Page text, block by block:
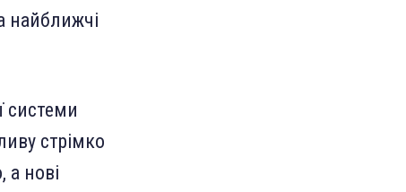
найближчі
системи
стрімко
нові